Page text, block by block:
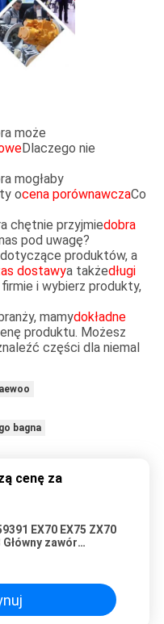
może
Dlaczego nie
mogłaby
ocena porównawczaCo
chętnie przyjmiedobra
pod uwagę?
produktów, a
dostawya takżedługi
i wybierz produkty,
mamydokładne
produktu. Możesz
części dla niemal
bagna
cenę za
EX70 EX75 ZX70
Główny zawór